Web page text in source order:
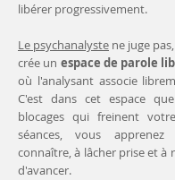
libérer progressivement.
Le psychanalyste ne juge
crée un espace de parole
où l'analysant associe
C'est dans cet espace
blocages qui freinent
séances, vous
connaître, à lâcher prise et à
d'avancer.